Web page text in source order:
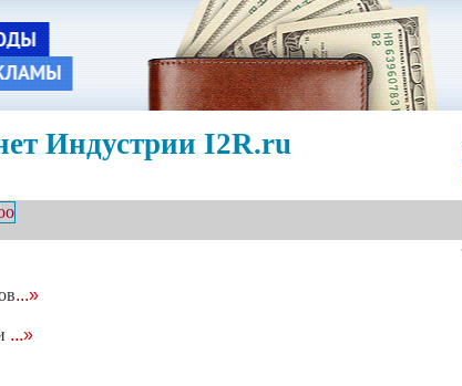
Индустрии I2R.ru
...»
...»